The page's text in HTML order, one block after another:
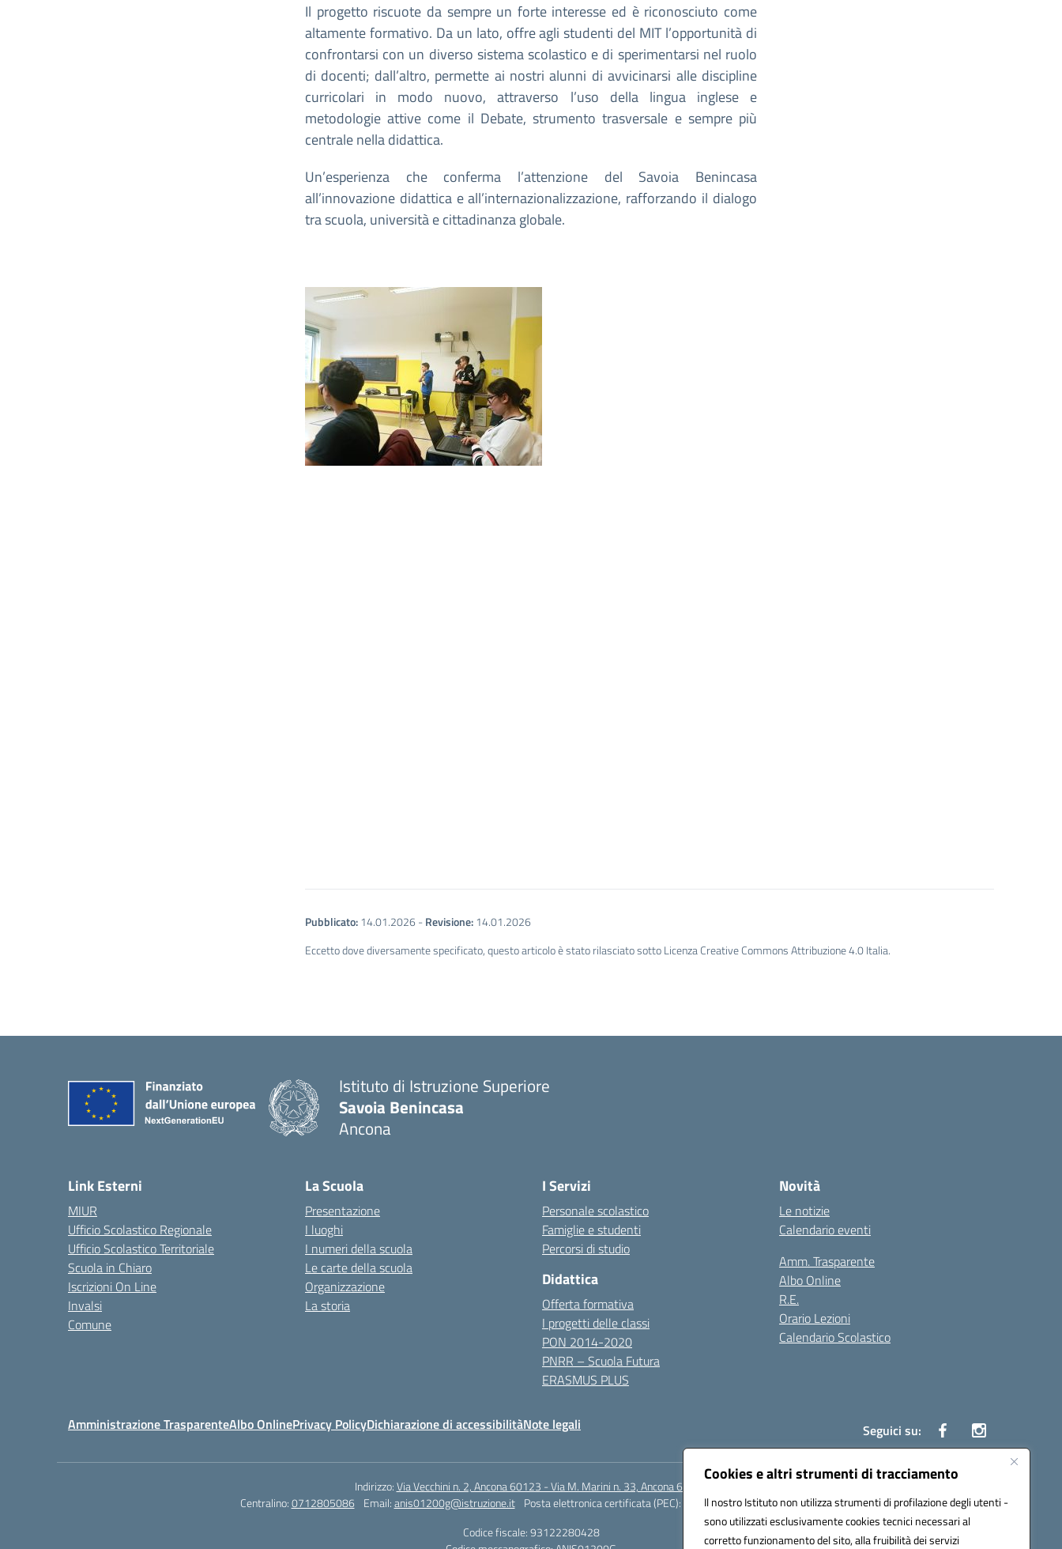
Cookies e altri strumenti di tracciamento
Il nostro Istituto non utilizza strumenti di profilazione degli utenti -
sono utilizzati esclusivamente cookies tecnici necessari al
corretto funzionamento del sito, alla fruibilità dei servizi
Il progetto riscuote da sempre un forte interesse ed è riconosciuto come
altamente formativo. Da un lato, offre agli studenti del MIT l’opportunità di
confrontarsi con un diverso sistema scolastico e di sperimentarsi nel ruolo
di docenti; dall’altro, permette ai nostri alunni di avvicinarsi alle discipline
curricolari in modo nuovo, attraverso l’uso della lingua inglese e
metodologie attive come il Debate, strumento trasversale e sempre più
centrale nella didattica.
Un’esperienza che conferma l’attenzione del Savoia Benincasa
all’innovazione didattica e all’internazionalizzazione, rafforzando il dialogo
tra scuola, università e cittadinanza globale.
Pubblicato:14.01.2026 -Revisione:14.01.2026
Eccetto dove diversamente specificato, questo articolo è stato rilasciato sotto Licenza Creative Commons Attribuzione 4.0 Italia.
Istituto di Istruzione Superiore
Savoia Benincasa
Ancona
Link Esterni
MIUR
Ufficio Scolastico Regionale
Ufficio Scolastico Territoriale
Scuola in Chiaro
Iscrizioni On Line
Invalsi
Comune
La Scuola
Presentazione
I luoghi
I numeri della scuola
Le carte della scuola
Organizzazione
La storia
I Servizi
Personale scolastico
Famiglie e studenti
Percorsi di studio
Didattica
Offerta formativa
I progetti delle classi
PON 2014-2020
PNRR – Scuola Futura
ERASMUS PLUS
Novità
Le notizie
Calendario eventi
Amm. Trasparente
Albo Online
R.E.
Orario Lezioni
Calendario Scolastico
Amministrazione TrasparenteAlbo OnlinePrivacy PolicyDichiarazione di accessibilitàNote legali Seguici su:
Indirizzo:Via Vecchini n. 2, Ancona 60123 - Via M. Marini n. 33, Ancona 60129
Centralino:0712805086 Email:anis01200g@istruzione.it Posta elettronica certificata (PEC):
anis01200g@pec.istruzione.it
Codice fiscale: 93122280428